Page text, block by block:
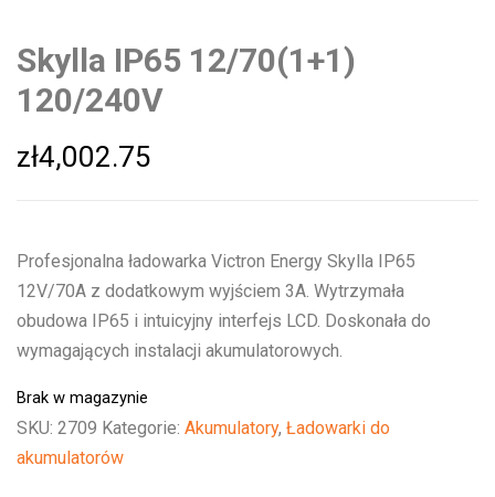
Skylla IP65 12/70(1+1)
120/240V
zł4,002.75
Profesjonalna ładowarka Victron Energy Skylla IP65
12V/70A z dodatkowym wyjściem 3A. Wytrzymała
obudowa IP65 i intuicyjny interfejs LCD. Doskonała do
wymagających instalacji akumulatorowych.
Brak w magazynie
SKU: 2709 Kategorie: Akumulatory, Ładowarki do
akumulatorów